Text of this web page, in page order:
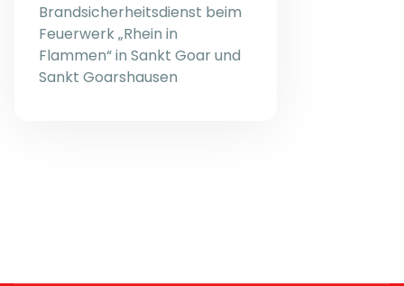
Brandsicherheitsdienst beim
Feuerwerk „Rhein in
Flammen“ in Sankt Goar und
Sankt Goarshausen